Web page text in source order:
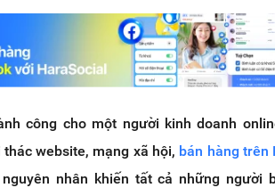
công cho một người kinh doanh
website, mạng xã hội, bán hàng trên
nhân khiến tất cả những người